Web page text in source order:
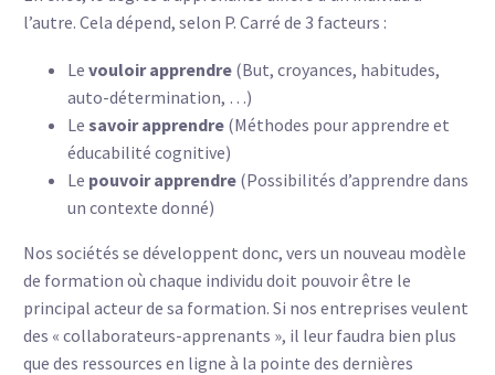
l’autre. Cela dépend, selon P. Carré de 3 facteurs :
Le vouloir apprendre (But, croyances, habitudes,
auto-détermination, …)
Le savoir apprendre (Méthodes pour apprendre et
éducabilité cognitive)
Le pouvoir apprendre (Possibilités d’apprendre dans
un contexte donné)
Nos sociétés se développent donc, vers un nouveau modèle
de formation où chaque individu doit pouvoir être le
principal acteur de sa formation. Si nos entreprises veulent
des « collaborateurs-apprenants », il leur faudra bien plus
que des ressources en ligne à la pointe des dernières